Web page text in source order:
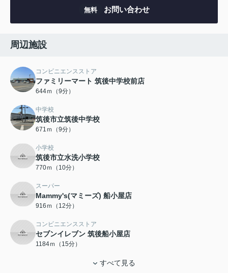
無料 お問い合わせ
周辺施設
コンビニエンスストア
ファミリーマート 筑後中学校前店
644ｍ（9分）
中学校
筑後市立筑後中学校
671ｍ（9分）
小学校
筑後市立水洗小学校
770ｍ（10分）
スーパー
Mammy's(マミーズ) 船小屋店
916ｍ（12分）
コンビニエンスストア
セブンイレブン 筑後船小屋店
1184ｍ（15分）
すべて見る